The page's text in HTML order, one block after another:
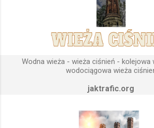
odpowiedniego terenu pod przyszłe
Konstrukcja, aby mogła być w pełni
wybudowana na najwyższym lokalnym
gromadząca się woda w zbiorniku wieży
umieszczona wyżej, niż instalacje wodne
odbiorców. Schema...
Wodna wieża - wieża ciśnień - kolejowa
wodociągowa wieża
jaktrafic.org